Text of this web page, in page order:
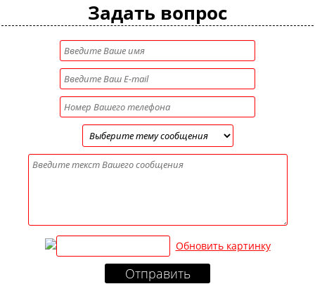
Задать вопрос
Обновить картинку